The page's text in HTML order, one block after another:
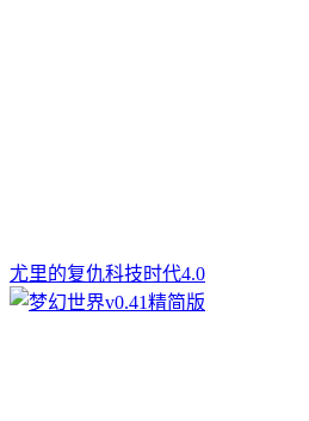
尤里的复仇科技时代4.0